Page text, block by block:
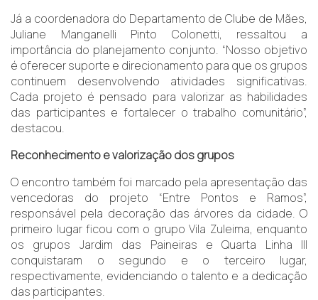
Já a coordenadora do Departamento de Clube de Mães,
Juliane Manganelli Pinto Colonetti, ressaltou a
importância do planejamento conjunto. “Nosso objetivo
é oferecer suporte e direcionamento para que os grupos
continuem desenvolvendo atividades significativas.
Cada projeto é pensado para valorizar as habilidades
das participantes e fortalecer o trabalho comunitário”,
destacou.
Reconhecimento e valorização dos grupos
O encontro também foi marcado pela apresentação das
vencedoras do projeto “Entre Pontos e Ramos”,
responsável pela decoração das árvores da cidade. O
primeiro lugar ficou com o grupo Vila Zuleima, enquanto
os grupos Jardim das Paineiras e Quarta Linha III
conquistaram o segundo e o terceiro lugar,
respectivamente, evidenciando o talento e a dedicação
das participantes.